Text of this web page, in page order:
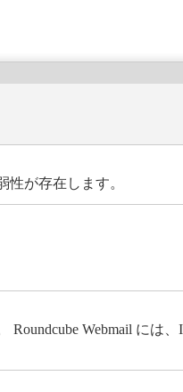
性が存在します。
Webmail には、